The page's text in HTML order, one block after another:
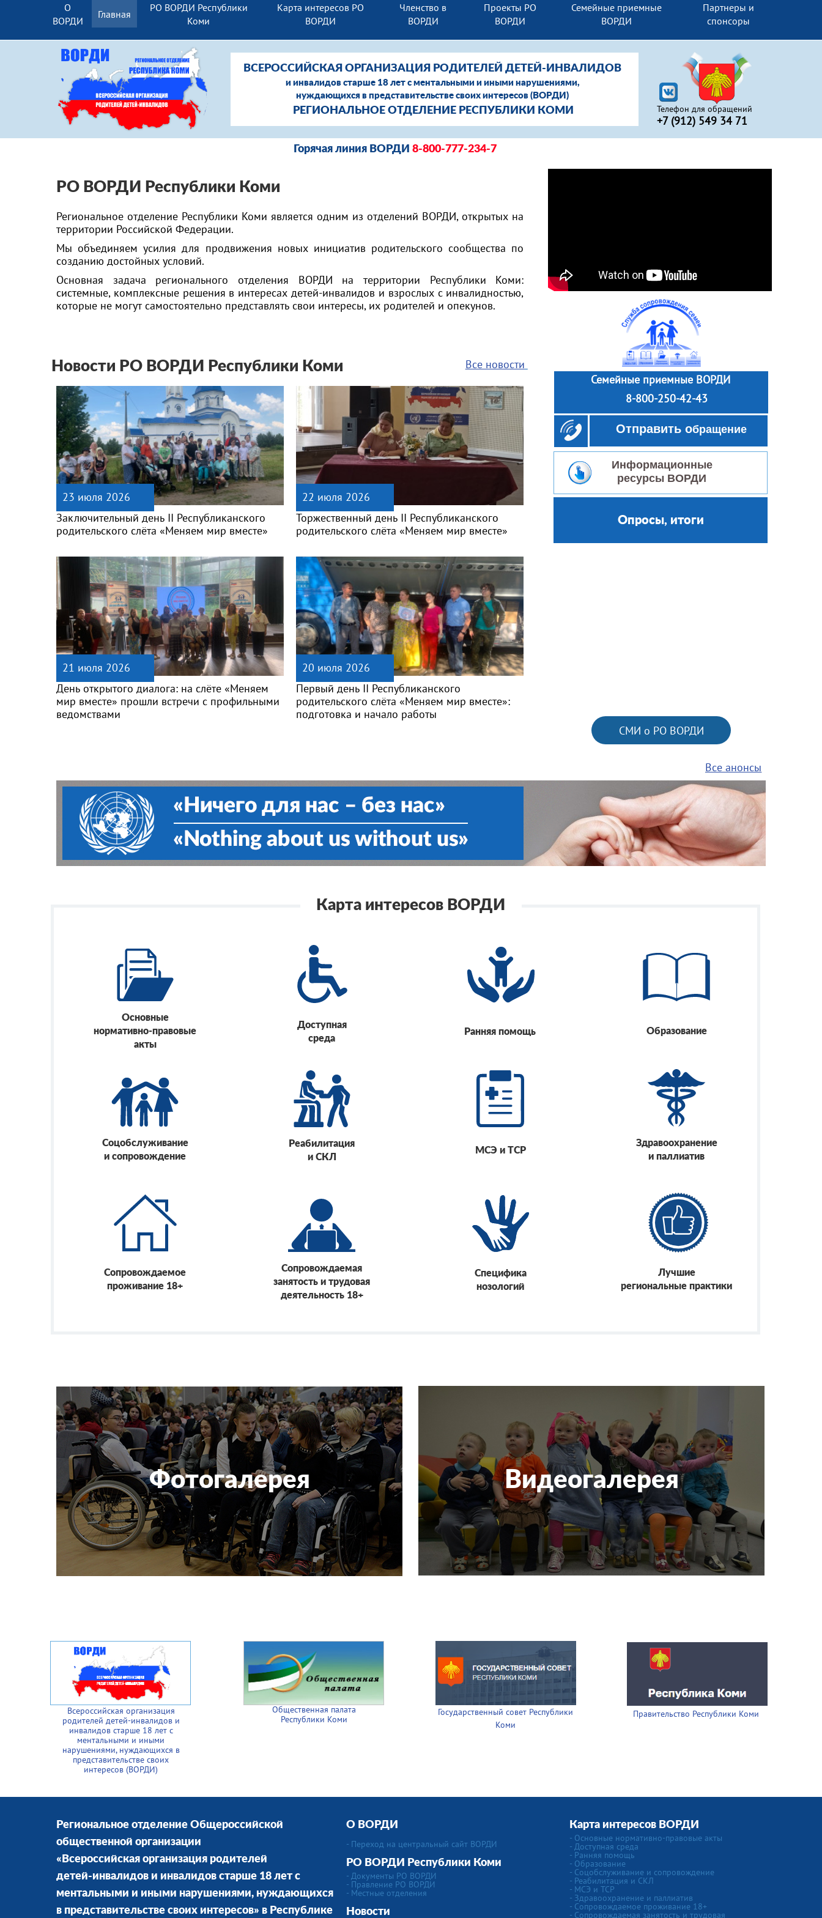
О
ВОРДИ
Главная
РО ВОРДИ Республики
Коми
Карта интересов РО
ВОРДИ
Членство в
ВОРДИ
Проекты РО
ВОРДИ
Семейные приемные
ВОРДИ
Партнеры и
спонсоры
Телефон для обращений
+7 (912) 549 34 71
ВСЕРОССИЙСКАЯ ОРГАНИЗАЦИЯ РОДИТЕЛЕЙ ДЕТЕЙ-ИНВАЛИДОВ
и инвалидов старше 18 лет с ментальными и иными нарушениями,
нуждающихся в представительстве своих интересов (ВОРДИ)
РЕГИОНАЛЬНОЕ ОТДЕЛЕНИЕ РЕСПУБЛИКИ КОМИ
Горячая линия ВОРДИ 8-800-777-234-7
РО ВОРДИ Республики Коми
Региональное отделение Республики Коми является одним из отделений ВОРДИ, открытых на
территории Российской Федерации.
Мы объединяем усилия для продвижения новых инициатив родительского сообщества по
созданию достойных условий.
Основная задача регионального отделения ВОРДИ на территории Республики Коми:
системные, комплексные решения в интересах детей-инвалидов и взрослых с инвалидностью,
которые не могут самостоятельно представлять свои интересы, их родителей и опекунов.
Все новости
Все анонсы
Опросы, итоги
Информационные
ресурсы ВОРДИ
Новости РО ВОРДИ Республики Коми
Семейные приемные ВОРДИ
8-800-250-42-43
Отправить обращение
СМИ о РО ВОРДИ
23 июля 2026
Заключительный день II Республиканского
родительского слёта «Меняем мир вместе»
22 июля 2026
Торжественный день II Республиканского
родительского слёта «Меняем мир вместе»
21 июля 2026
День открытого диалога: на слёте «Меняем
мир вместе» прошли встречи с профильными
ведомствами
20 июля 2026
Первый день II Республиканского
родительского слёта «Меняем мир вместе»:
подготовка и начало работы
Основные
нормативно-правовые
акты
Доступная
среда
Ранняя помощь Образование
Карта интересов ВОРДИ
Соцобслуживание
и сопровождение
Реабилитация
и СКЛ
МСЭ и ТСР
Здравоохранение
и паллиатив
Сопровождаемое
проживание 18+
Сопровождаемая
занятость и трудовая
деятельность 18+
Специфика
нозологий
Лучшие
региональные практики
Фотогалерея Видеогалерея
Всероссийская организация
родителей детей-инвалидов и
инвалидов старше 18 лет с
ментальными и иными
нарушениями, нуждающихся в
представительстве своих
интересов (ВОРДИ)
Общественная палата
Республики Коми
Государственный совет Республики
Коми
Правительство Республики Коми
Региональное отделение Общероссийской
общественной организации
«Всероссийская организация родителей
детей-инвалидов и инвалидов старше 18 лет с
ментальными и иными нарушениями, нуждающихся
в представительстве своих интересов» в Республике
О ВОРДИ
- Переход на центральный сайт ВОРДИ
РО ВОРДИ Республики Коми
- Документы РО ВОРДИ
- Правление РО ВОРДИ
- Местные отделения
Новости
Карта интересов ВОРДИ
- Основные нормативно-правовые акты
- Доступная среда
- Ранняя помощь
- Образование
- Соцобслуживание и сопровождение
- Реабилитация и СКЛ
- МСЭ и ТСР
- Здравоохранение и паллиатив
- Сопровождаемое проживание 18+
- Сопровождаемая занятость и трудовая